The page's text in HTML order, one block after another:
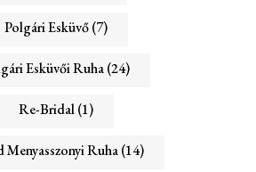
Polgári Esküvő(7)
Esküvői Ruha(24)
Re-Bridal(1)
Menyasszonyi Ruha(14)